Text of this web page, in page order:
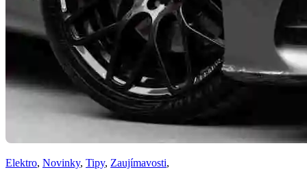
Elektro, Novinky, Tipy, Zaujímavosti,